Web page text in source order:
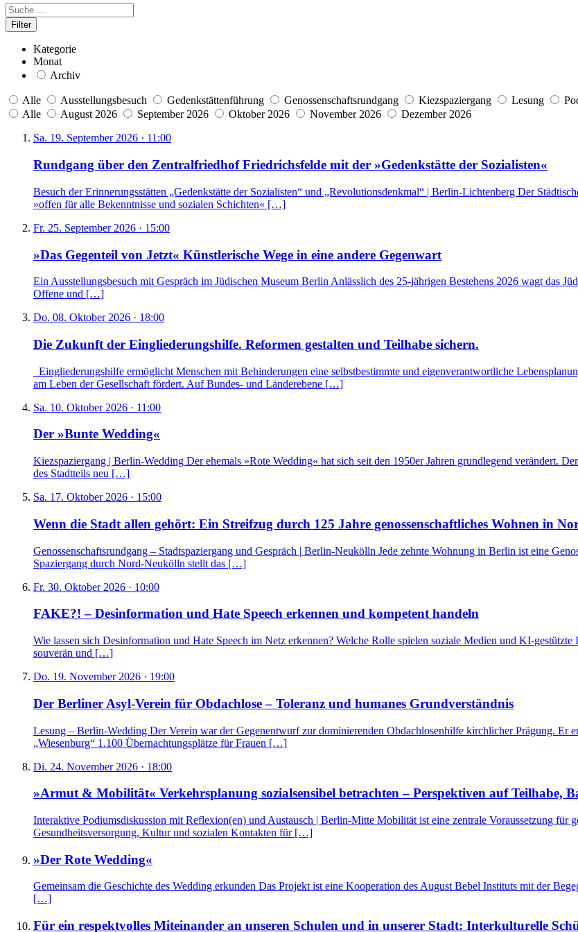
Kategorie
Monat
Archiv
Alle Ausstellungsbesuch Gedenkstättenführung Genossenschaftsrundgang Kiezspaziergang Lesung
Alle
August 2026 September 2026 Oktober 2026 November 2026
Dezember 2026
Sa. 19. September 2026 · 11:00
Rundgang über den Zentralfriedhof Friedrichsfelde mit der »Gedenkstätte der Sozialisten«
Besuch der Erinnerungsstätten „Gedenkstätte der Sozialisten“ und „Revolutionsdenkmal“ | Berlin-Lichtenberg Der
»offen für alle Bekenntnisse und sozialen Schichten« […]
Fr. 25. September 2026 · 15:00
»Das Gegenteil von Jetzt« Künstlerische Wege in eine andere Gegenwart
Ein Ausstellungsbesuch mit Gespräch im Jüdischen Museum Berlin Anlässlich des 25-jährigen Bestehens 2026 wagt das
Offene und […]
Do. 08. Oktober 2026 · 18:00
Die Zukunft der Eingliederungshilfe. Reformen gestalten und Teilhabe sichern.
Eingliederungshilfe ermöglicht Menschen mit Behinderungen eine selbstbestimmte und eigenverantwortliche
am Leben der Gesellschaft fördert. Auf Bundes- und Länderebene […]
Sa. 10. Oktober 2026 · 11:00
Der »Bunte Wedding«
Kiezspaziergang | Berlin-Wedding Der ehemals »Rote Wedding« hat sich seit den 1950er Jahren grundlegend verändert.
des Stadtteils neu […]
Sa. 17. Oktober 2026 · 15:00
Wenn die Stadt allen gehört: Ein Streifzug durch 125 Jahre genossenschaftliches Wohnen in
Genossenschaftsrundgang – Stadtspaziergang und Gespräch | Berlin-Neukölln Jede zehnte Wohnung in Berlin ist eine
Spaziergang durch Nord-Neukölln stellt das […]
Fr. 30. Oktober 2026 · 10:00
FAKE?! – Desinformation und Hate Speech erkennen und kompetent handeln
Wie lassen sich Desinformation und Hate Speech im Netz erkennen? Welche Rolle spielen soziale Medien und KI-
souverän und […]
Do. 19. November 2026 · 19:00
Der Berliner Asyl-Verein für Obdachlose – Toleranz und humanes Grundverständnis
Lesung – Berlin-Wedding Der Verein war der Gegenentwurf zur dominierenden Obdachlosenhilfe kirchlicher Prägung. Er
„Wiesenburg“ 1.100 Übernachtungsplätze für Frauen […]
Di. 24. November 2026 · 18:00
»Armut & Mobilität« Verkehrsplanung sozialsensibel betrachten – Perspektiven auf Teilhabe,
Interaktive Podiumsdiskussion mit Reflexion(en) und Austausch | Berlin-Mitte Mobilität ist eine zentrale Voraussetzung
Gesundheitsversorgung, Kultur und sozialen Kontakten für […]
»Der Rote Wedding«
Gemeinsam die Geschichte des Wedding erkunden Das Projekt ist eine Kooperation des August Bebel Instituts mit der
[…]
Für ein respektvolles Miteinander an unseren Schulen und in unserer Stadt: Interkulturelle